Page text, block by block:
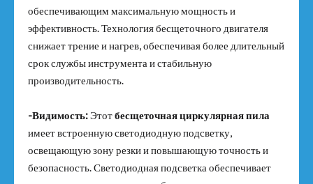
обеспечивающим максимальную мощность и
эффективность. Технология бесщеточного двигателя
снижает трение и нагрев, обеспечивая более длительный
срок службы инструмента и стабильную
производительность.
-Видимость:Этотбесщеточная циркулярная пила
имеет встроенную светодиодную подсветку,
освещающую зону резки и повышающую точность и
безопасность. Светодиодная подсветка обеспечивает